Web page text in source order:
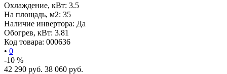
Охлаждение, кВт: 3.5
На площадь, м2: 35
Наличие инвертора: Да
Обогрев, кВт: 3.81
Код товара: 000636
• 0
-10 %
42 290 руб. 38 060 руб.